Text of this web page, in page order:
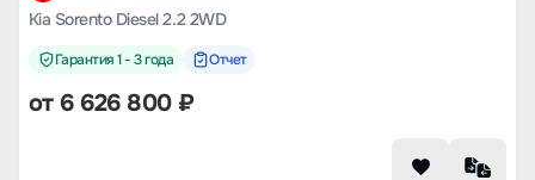
Kia Sorento Diesel 2.2 2WD
Гарантия 1 - 3 года Отчет
от 6 626 800₽